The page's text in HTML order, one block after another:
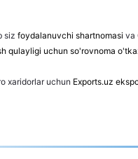
siz foydalanuvchi shartnomasi va
qulayligi uchun so'rovnoma
xaridorlar uchun Exports.uz